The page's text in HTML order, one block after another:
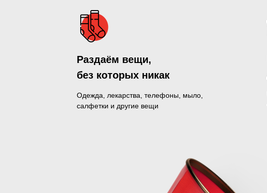
Одежда, лекарства, телефоны, мыло,
салфетки и другие вещи
Раздаём вещи,
без которых никак